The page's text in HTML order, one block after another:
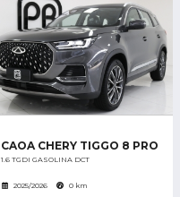
CAOA CHERY TIGGO 8 PRO
1.6 TGDI GASOLINA DCT
2025/2026 0 km